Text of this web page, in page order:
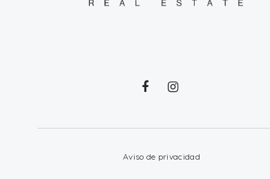
Aviso de privacidad